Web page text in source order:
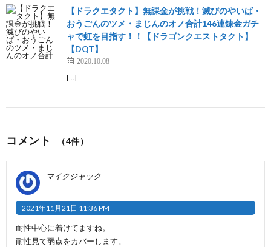
【ドラクエタクト】無課金が挑戦！滅びのやいば・
おうごんのツメ・まじんのオノ合計146連錬金ガチ
ャで虹を目指す！！【ドラゴンクエストタクト】
【DQT】
2020.10.08
[…]
コメント （4件）
マイクジャック
2021年11月21日 11:36 PM
耐性中心に着けてますね。
耐性見て弱点をカバーします。